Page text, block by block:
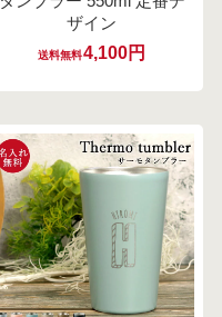
ザイン
送料無料4,100円